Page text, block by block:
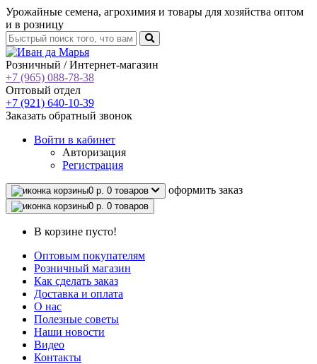
Урожайные семена, агрохимия и товары для хозяйства оптом
и в розницу
Розничный / Интернет-магазин
+7 (965) 088-78-38
Оптовый отдел
+7 (921) 640-10-39
Заказать обратный звонок
Войти в кабинет
Авторизация
Регистрация
0 р. 0 товаров oформить заказ
0 р. 0 товаров
В корзине пусто!
Оптовым покупателям
Розничный магазин
Как сделать заказ
Доставка и оплата
О нас
Полезные советы
Наши новости
Видео
Контакты